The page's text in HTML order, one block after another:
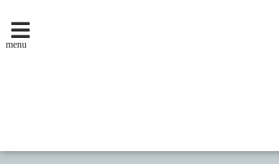
menu